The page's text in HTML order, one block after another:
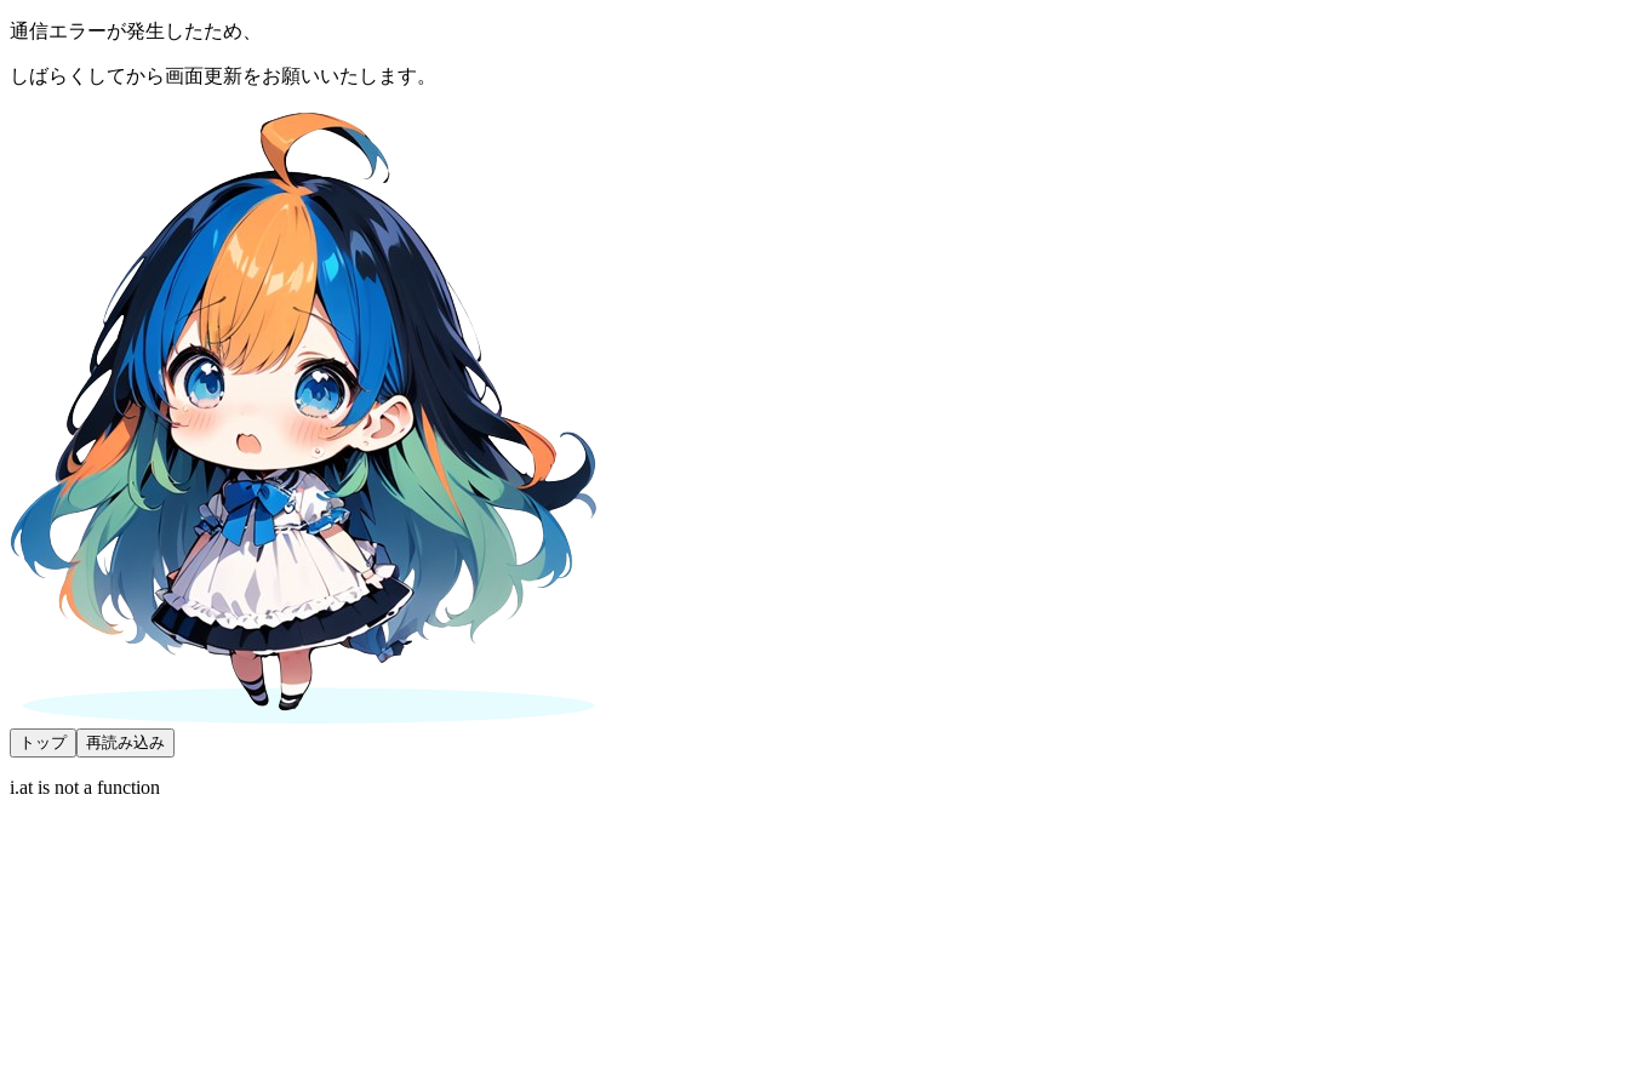
通信エラーが発生したため、
しばらくしてから画面更新をお願いいたします。
トップ 再読み込み
i.at is not a function